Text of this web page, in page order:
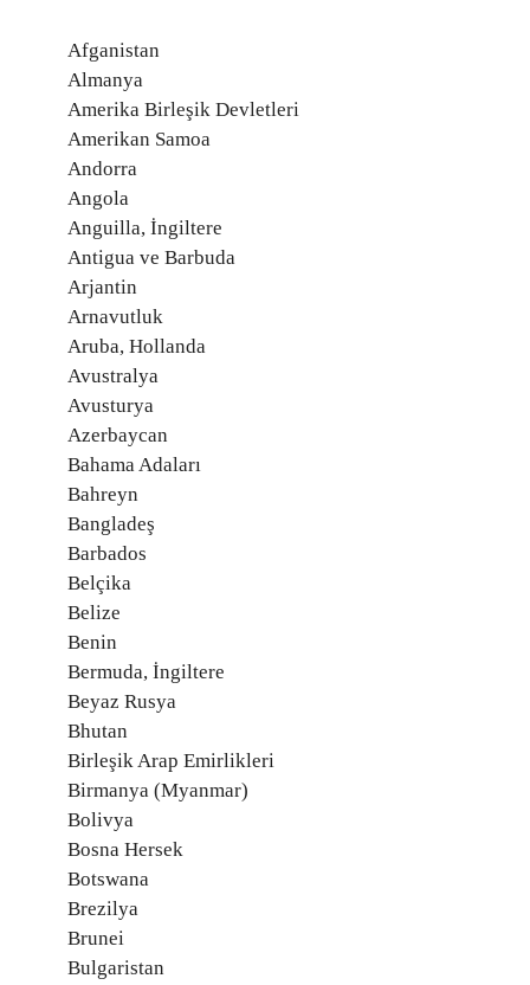
Afganistan
Almanya
Amerika Birleşik Devletleri
Amerikan Samoa
Andorra
Angola
Anguilla, İngiltere
Antigua ve Barbuda
Arjantin
Arnavutluk
Aruba, Hollanda
Avustralya
Avusturya
Azerbaycan
Bahama Adaları
Bahreyn
Bangladeş
Barbados
Belçika
Belize
Benin
Bermuda, İngiltere
Beyaz Rusya
Bhutan
Birleşik Arap Emirlikleri
Birmanya (Myanmar)
Bolivya
Bosna Hersek
Botswana
Brezilya
Brunei
Bulgaristan